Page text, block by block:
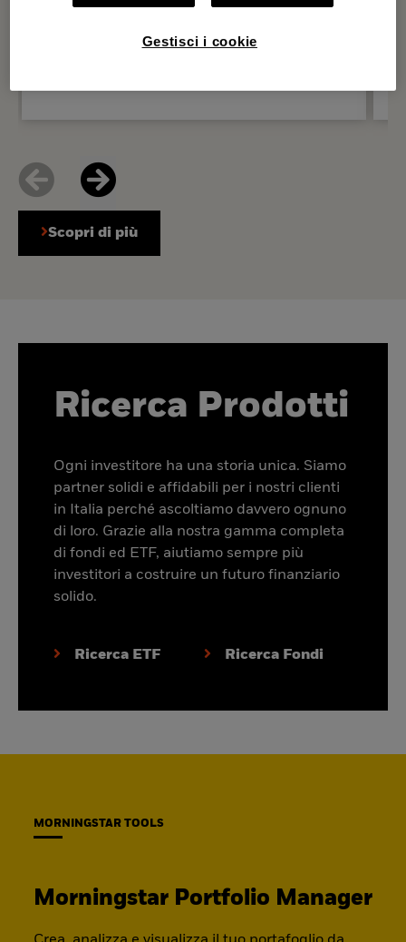
Scopri di più
Ricerca Prodotti
Ogni investitore ha una storia unica. Siamo
partner solidi e affidabili per i nostri clienti
in Italia perché ascoltiamo davvero ognuno
di loro. Grazie alla nostra gamma completa
di fondi ed ETF, aiutiamo sempre più
investitori a costruire un futuro finanziario
solido.
Ricerca ETF Ricerca Fondi
MORNINGSTAR TOOLS
Morningstar Portfolio Manager
Gestisci i cookie